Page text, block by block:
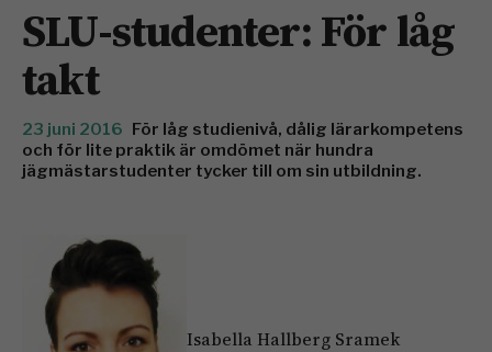
SLU-studenter: För låg
takt
23 juni 2016 För låg studienivå, dålig lärarkompetens
och för lite praktik är omdömet när hundra
jägmästarstudenter tycker till om sin utbildning.
Isabella Hallberg Sramek